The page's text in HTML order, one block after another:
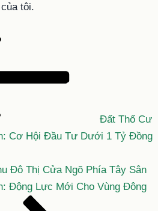
tôi.
Đất Thổ Cư
Cơ Hội Đầu Tư Dưới 1 Tỷ Đồng
Đô Thị Cửa Ngõ Phía Tây Sân
Động Lực Mới Cho Vùng Đông